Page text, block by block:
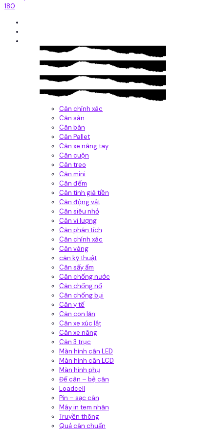
Cân chính xác
Cân sàn
Cân bàn
Cân Pallet
Cân xe nâng tay
Cân cuộn
Cân treo
Cân mini
Cân đếm
Cân tính giá tiền
Cân động vật
Cân siêu nhỏ
Cân vi lượng
Cân phân tích
Cân chính xác
Cân vàng
cân kỹ thuật
Cân sấy ẩm
Cân chống nước
Cân chống nổ
Cân chống bụi
Cân y tế
Cân con lăn
Cân xe xúc lật
Cân xe nâng
Cân 3 trục
Màn hình cân LED
Màn hình cân LCD
Màn hình phụ
Đế cân – bệ cân
Loadcell
Pin – sạc cân
Máy in tem nhãn
Truyền thông
Quả cân chuẩn